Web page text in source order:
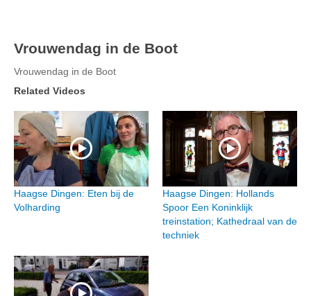
Vrouwendag in de Boot
Vrouwendag in de Boot
Related Videos
Haagse Dingen: Eten bij de
Volharding
Haagse Dingen: Hollands
Spoor Een Koninklijk
treinstation; Kathedraal van de
techniek